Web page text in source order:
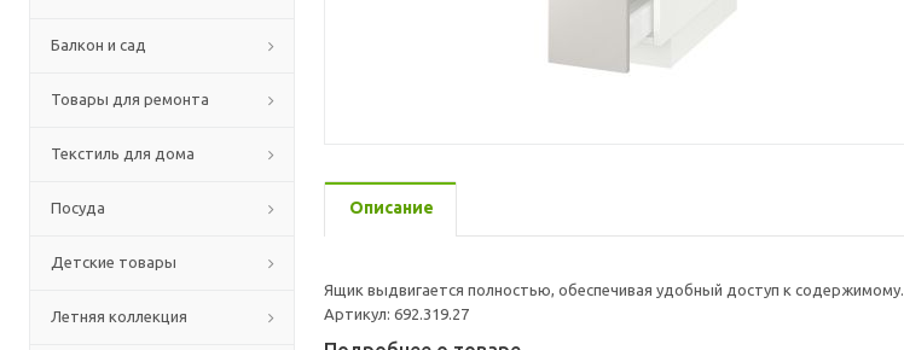
Балкон и сад
Товары для ремонта
Текстиль для дома
Посуда
Детские товары
Летняя коллекция
Описание
Ящик выдвигается полностью, обеспечивая удобный доступ к содержимому.
Артикул: 692.319.27